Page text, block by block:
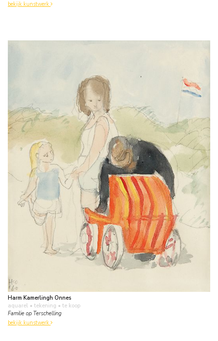
bekijk kunstwerk
Harm Kamerlingh Onnes
aquarel • tekening • te koop
Familie op Terschelling
bekijk kunstwerk